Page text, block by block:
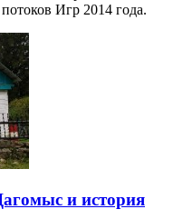
Игр 2014 года.
и история